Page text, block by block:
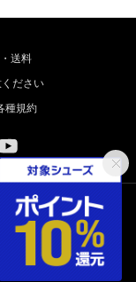
送料
ださい
種規約